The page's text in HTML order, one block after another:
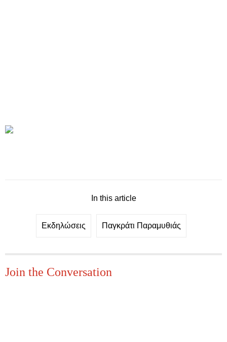
In this article
Εκδηλώσεις Παγκράτι Παραμυθιάς
Join the Conversation